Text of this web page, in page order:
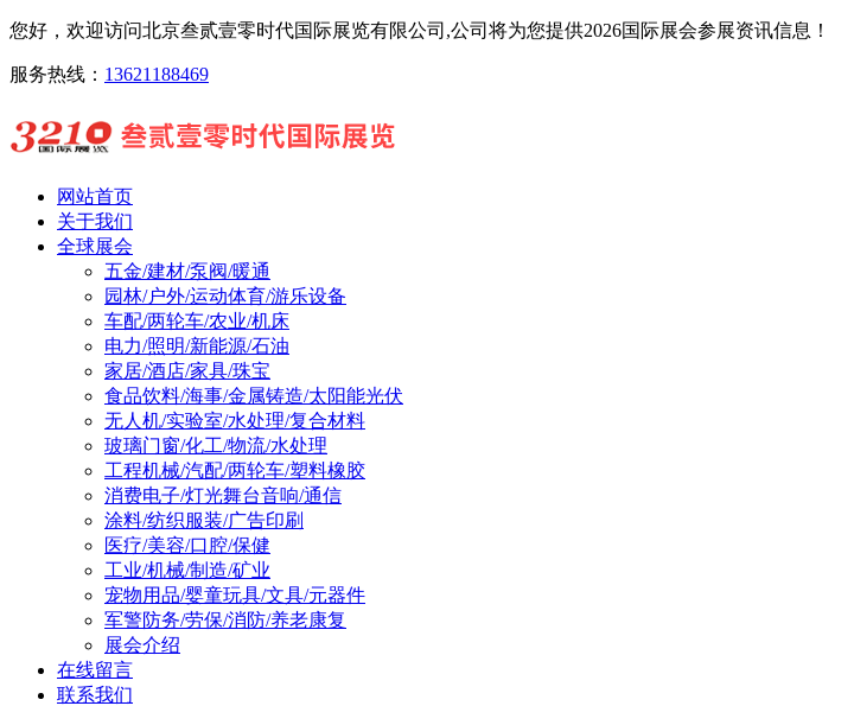
您好，欢迎访问北京叁贰壹零时代国际展览有限公司,公司将为您提供2026国际展会参展资讯信息！
服务热线： 13621188469
网站首页
关于我们
全球展会
五金/建材/泵阀/暖通
园林/户外/运动体育/游乐设备
车配/两轮车/农业/机床
电力/照明/新能源/石油
家居/酒店/家具/珠宝
食品饮料/海事/金属铸造/太阳能光伏
无人机/实验室/水处理/复合材料
玻璃门窗/化工/物流/水处理
工程机械/汽配/两轮车/塑料橡胶
消费电子/灯光舞台音响/通信
涂料/纺织服装/广告印刷
医疗/美容/口腔/保健
工业/机械/制造/矿业
宠物用品/婴童玩具/文具/元器件
军警防务/劳保/消防/养老康复
展会介绍
在线留言
联系我们